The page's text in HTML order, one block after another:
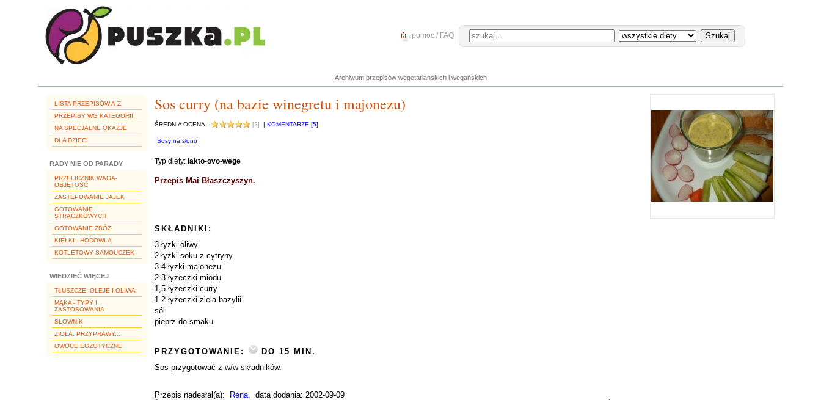
pomoc / FAQ
Archiwum przepisów wegetariańskich i wegańskich
LISTA PRZEPISÓW A-Z
PRZEPISY WG KATEGORII
NA SPECJALNE OKAZJE
DLA DZIECI
RADY NIE OD PARADY
PRZELICZNIK WAGA-
OBJĘTOŚĆ
ZASTĘPOWANIE JAJEK
GOTOWANIE
STRĄCZKOWYCH
GOTOWANIE ZBÓŻ
KIEŁKI - HODOWLA
KOTLETOWY SAMOUCZEK
WIEDZIEĆ WIĘCEJ
TŁUSZCZE, OLEJE I OLIWA
MĄKA - TYPY I
ZASTOSOWANIA
SŁOWNIK
ZIOŁA, PRZYPRAWY...
OWOCE EGZOTYCZNE
Sos curry (na bazie winegretu i majonezu)
ŚREDNIA OCENA: [2] | KOMENTARZE [5]
Sosy na słono
Typ diety: lakto-ovo-wege
Przepis Mai Błaszczyszyn.
SKŁADNIKI:
3 łyżki oliwy
2 łyżki soku z cytryny
3-4 łyżki majonezu
2-3 łyżeczki miodu
1,5 łyżeczki curry
1-2 łyżeczki ziela bazylii
sól
pieprz do smaku
PRZYGOTOWANIE:
DO 15 MIN.
Sos przygotować z w/w składników.
Przepis nadesłał(a): Rena, data dodania: 2002-09-09